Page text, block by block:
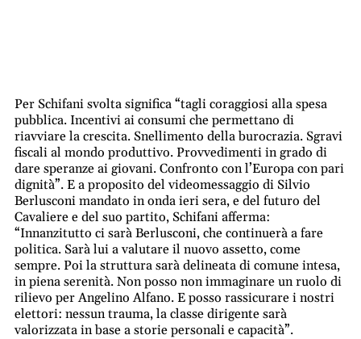
Per Schifani svolta significa “tagli coraggiosi alla spesa
pubblica. Incentivi ai consumi che permettano di
riavviare la crescita. Snellimento della burocrazia. Sgravi
fiscali al mondo produttivo. Provvedimenti in grado di
dare speranze ai giovani. Confronto con l’Europa con pari
dignità”. E a proposito del videomessaggio di Silvio
Berlusconi mandato in onda ieri sera, e del futuro del
Cavaliere e del suo partito, Schifani afferma:
“Innanzitutto ci sarà Berlusconi, che continuerà a fare
politica. Sarà lui a valutare il nuovo assetto, come
sempre. Poi la struttura sarà delineata di comune intesa,
in piena serenità. Non posso non immaginare un ruolo di
rilievo per Angelino Alfano. E posso rassicurare i nostri
elettori: nessun trauma, la classe dirigente sarà
valorizzata in base a storie personali e capacità”.